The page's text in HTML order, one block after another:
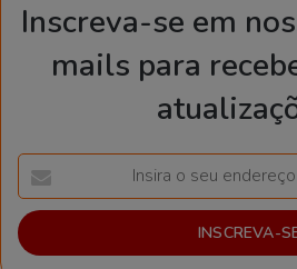
Inscreva-se em
mails para
Insira
seu
endereço
de
email